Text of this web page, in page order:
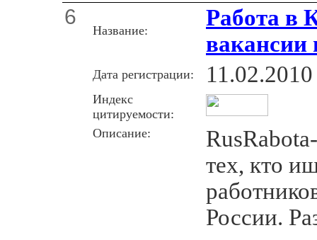
6
Название:
Работа в
вакансии
Дата регистрации: 11.02.2010
Индекс
цитируемости:
Описание:
тех, кто
России.